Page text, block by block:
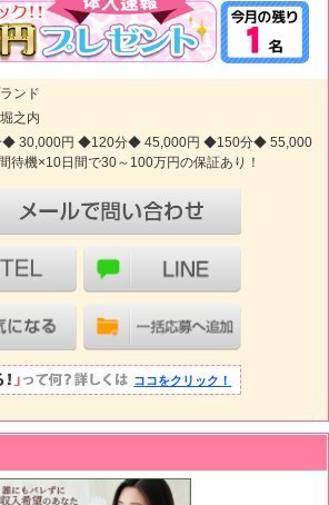
ンド
之内
30,000円 ◆120分◆ 45,000円 ◆150分◆ 55,000
待機×10日間で30～100万円の保証あり！
ココをクリック！